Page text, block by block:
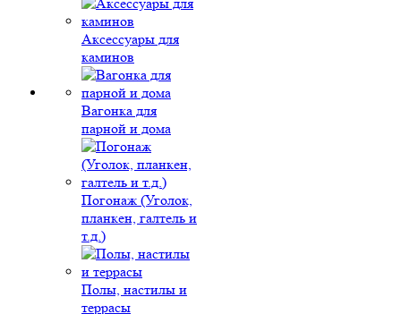
Аксессуары для
каминов
Вагонка для
парной и дома
Погонаж (Уголок,
планкен, галтель и
т.д.)
Полы, настилы и
террасы